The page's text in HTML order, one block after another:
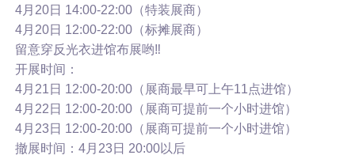
4月20日 14:00-22:00（特装展商）
4月20日 12:00-22:00（标摊展商）
留意穿反光衣进馆布展哟‼️
开展时间：
4月21日 12:00-20:00（展商最早可上午11点进馆）
4月22日 12:00-20:00（展商可提前一个小时进馆）
4月23日 12:00-20:00（展商可提前一个小时进馆）
撤展时间：4月23日 20:00以后